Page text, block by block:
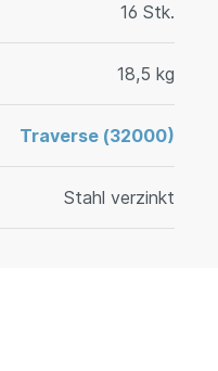
16 Stk.
18,5 kg
Traverse (32000)
Stahl verzinkt